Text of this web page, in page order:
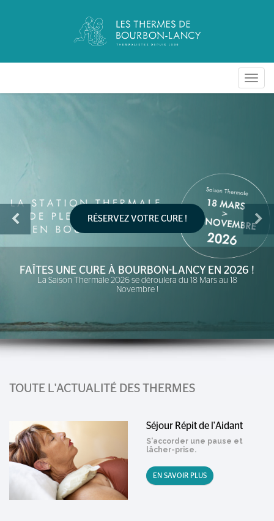
RÉSERVEZ VOTRE CURE !
FAÎTES UNE CURE À BOURBON-LANCY EN 2026 !
La Saison Thermale 2026 se déroulera du 18 Mars au 18
Novembre !
Previous
TOUTE L'ACTUALITÉ DES THERMES
Séjour Répit de l'Aidant
S'accorder une pause et
lâcher-prise.
EN SAVOIR PLUS